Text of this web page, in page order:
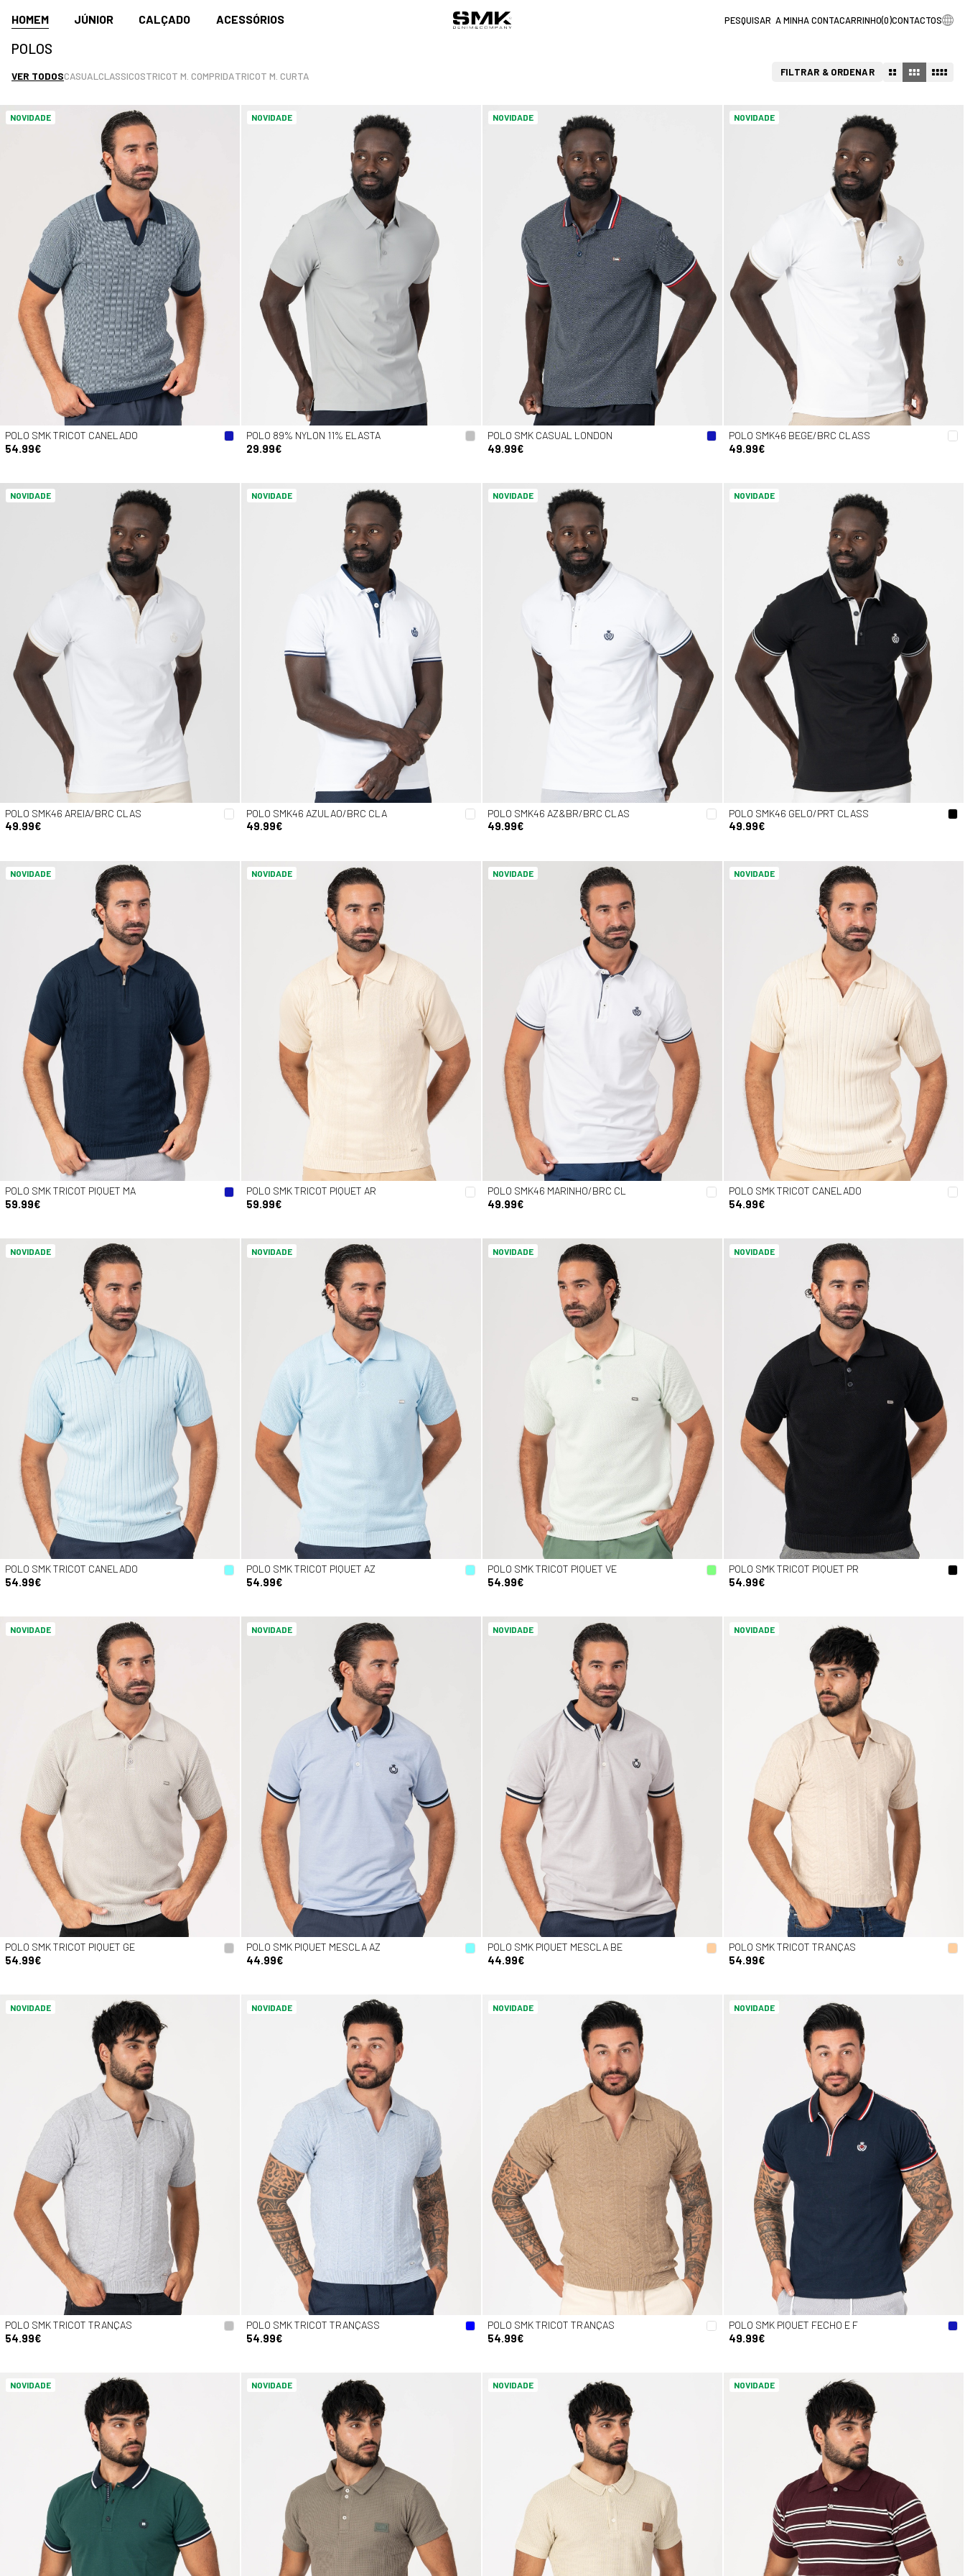
HOMEM JÚNIOR CALÇADO ACESSÓRIOS A MINHA CONTACARRINHO(0)CONTACTOS
POLOS
VER TODOSCASUAL CLASSICOSTRICOT M. COMPRIDATRICOT M. CURTA FILTRAR & ORDENAR
NOVIDADE
POLO SMK TRICOT CANELADO
54.99€
NOVIDADE
POLO 89% NYLON 11% ELASTA
29.99€
NOVIDADE
POLO SMK CASUAL LONDON
49.99€
NOVIDADE
POLO SMK46 BEGE/BRC CLASS
49.99€
NOVIDADE
POLO SMK46 AREIA/BRC CLAS
49.99€
NOVIDADE
POLO SMK46 AZULAO/BRC CLA
49.99€
NOVIDADE
POLO SMK46 AZ&BR/BRC CLAS
49.99€
NOVIDADE
POLO SMK46 GELO/PRT CLASS
49.99€
NOVIDADE
POLO SMK TRICOT PIQUET MA
59.99€
NOVIDADE
POLO SMK TRICOT PIQUET AR
59.99€
NOVIDADE
POLO SMK46 MARINHO/BRC CL
49.99€
NOVIDADE
POLO SMK TRICOT CANELADO
54.99€
NOVIDADE
POLO SMK TRICOT CANELADO
54.99€
NOVIDADE
POLO SMK TRICOT PIQUET AZ
54.99€
NOVIDADE
POLO SMK TRICOT PIQUET VE
54.99€
NOVIDADE
POLO SMK TRICOT PIQUET PR
54.99€
NOVIDADE
POLO SMK TRICOT PIQUET GE
54.99€
NOVIDADE
POLO SMK PIQUET MESCLA AZ
44.99€
NOVIDADE
POLO SMK PIQUET MESCLA BE
44.99€
NOVIDADE
POLO SMK TRICOT TRANÇAS
54.99€
NOVIDADE
POLO SMK TRICOT TRANÇAS
54.99€
NOVIDADE
POLO SMK TRICOT TRANÇASS
54.99€
NOVIDADE
POLO SMK TRICOT TRANÇAS
54.99€
NOVIDADE
POLO SMK PIQUET FECHO E F
49.99€
NOVIDADE NOVIDADE NOVIDADE NOVIDADE